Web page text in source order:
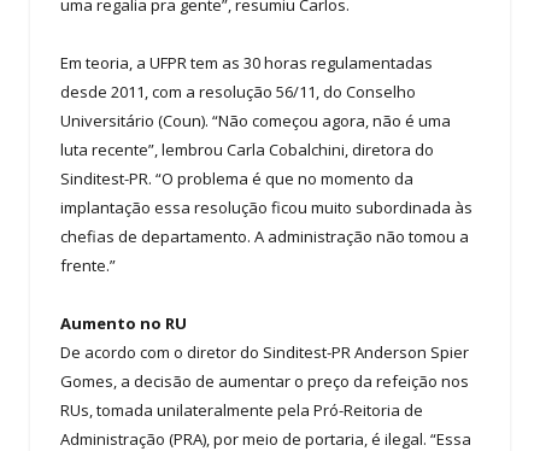
Em teoria, a UFPR tem as 30 horas regulamentadas
desde 2011, com a resolução 56/11, do Conselho
Universitário (Coun). “Não começou agora, não é uma
luta recente”, lembrou Carla Cobalchini, diretora do
Sinditest-PR. “O problema é que no momento da
implantação essa resolução ficou muito subordinada às
chefias de departamento. A administração não tomou a
frente.”
Aumento no RU
De acordo com o diretor do Sinditest-PR Anderson Spier
Gomes, a decisão de aumentar o preço da refeição nos
RUs, tomada unilateralmente pela Pró-Reitoria de
Administração (PRA), por meio de portaria, é ilegal. “Essa